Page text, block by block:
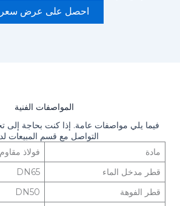
احصل على عرض سعر
المواصفات الفنية
فيما يلي مواصفات عامة. إذا كنت بحاجة إلى
التواصل مع قسم المبيعات لدينا.
فولاذ مقاوم
قطر مدخل الماء
DN65
قطر الفوهة
DN50